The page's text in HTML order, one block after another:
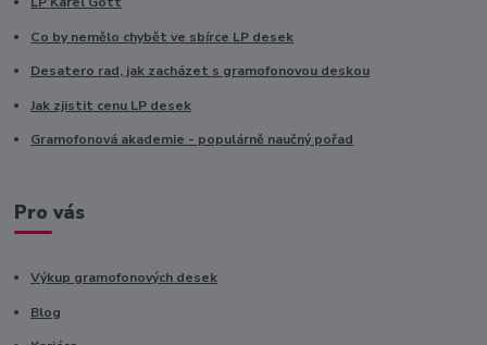
Co by nemělo chybět ve sbírce LP desek
Desatero rad, jak zacházet s gramofonovou deskou
Jak zjistit cenu LP desek
Gramofonová akademie - populárně naučný pořad
Pro vás
Výkup gramofonových desek
Blog